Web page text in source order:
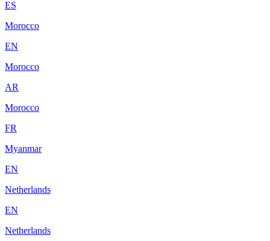
ES
Morocco
EN
Morocco
AR
Morocco
FR
Myanmar
EN
Netherlands
EN
Netherlands